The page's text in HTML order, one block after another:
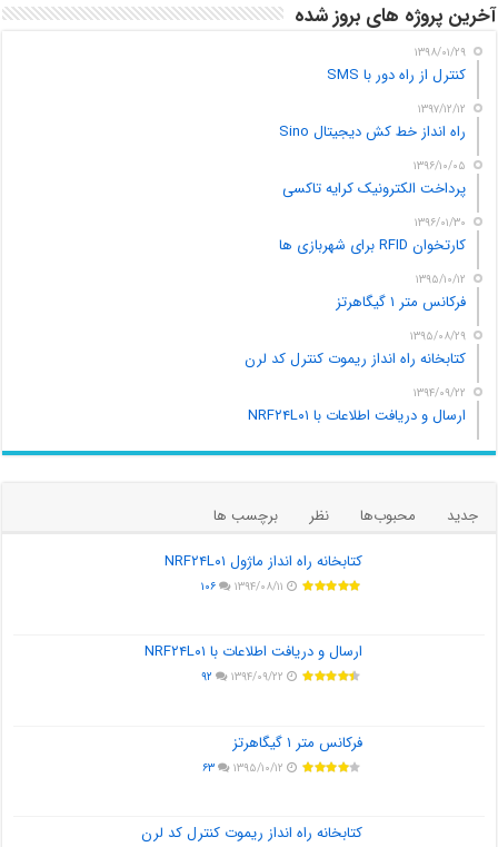
آخرین پروژه های بروز شده
۱۳۹۸/۰۱/۲۹
کنترل از راه دور با SMS
۱۳۹۷/۱۲/۱۲
راه انداز خط کش دیجیتال Sino
۱۳۹۶/۱۰/۰۵
پرداخت الکترونیک کرایه تاکسی
۱۳۹۶/۰۱/۳۰
کارتخوان RFID برای شهربازی ها
۱۳۹۵/۱۰/۱۲
فرکانس متر ۱ گیگاهرتز
۱۳۹۵/۰۸/۲۹
کتابخانه راه انداز ریموت کنترل کد لرن
۱۳۹۴/۰۹/۲۲
ارسال و دریافت اطلاعات با NRF۲۴L۰۱
جدید محبوب‌ها نظر
برچسب ها
کتابخانه راه انداز ماژول NRF۲۴L۰۱
۱۳۹۴/۰۸/۱۱ ۱۰۶
ارسال و دریافت اطلاعات با NRF۲۴L۰۱
۱۳۹۴/۰۹/۲۲ ۹۲
فرکانس متر ۱ گیگاهرتز
۱۳۹۵/۱۰/۱۲ ۶۳
کتابخانه راه انداز ریموت کنترل کد لرن